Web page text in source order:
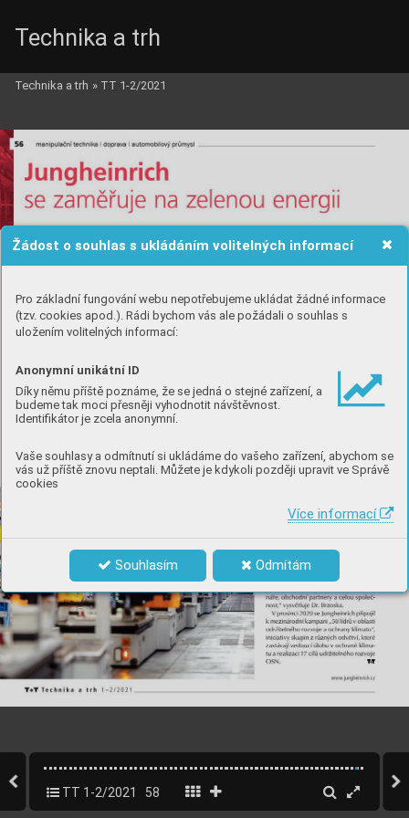
Žádost o souhlas s ukládáním volitelných informací
Pro základní fungování webu nepotřebujeme ukládat žádné informace
(tzv. cookies apod.). Rádi bychom vás ale požádali o souhlas s
uložením volitelných informací:
Anonymní unikátní ID
Díky němu příště poznáme, že se jedná o stejné zařízení, a
budeme tak moci přesněji vyhodnotit návštěvnost.
Identifikátor je zcela anonymní.
Vaše souhlasy a odmítnutí si ukládáme do vašeho zařízení, abychom se
vás už příště znovu neptali. Můžete je kdykoli později upravit ve Správě
cookies
Více informací
Souhlasím Odmítám
Technika a trh
Technika a trh » TT 1-2/2021
TT 1-2/2021 58